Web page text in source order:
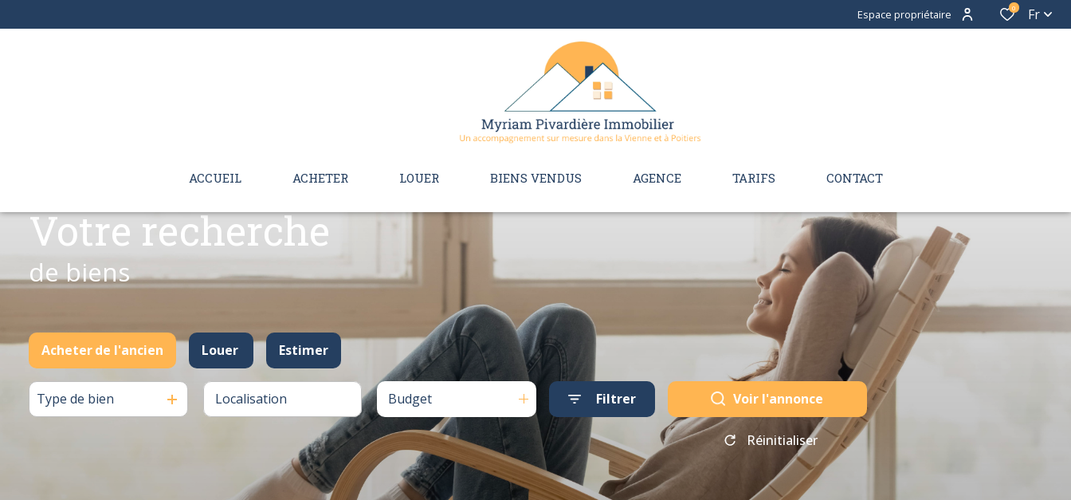
Espace propriétaire 0 Fr
ACCUEIL ACHETER LOUER BIENS VENDUS AGENCE TARIFS CONTACT
Votre recherche
de biens
Acheterde l'ancien
De l'ancien
Louer
à l'année
Estimer
Type de bien Budget Filtrer Voir l'annonce
Réinitialiser